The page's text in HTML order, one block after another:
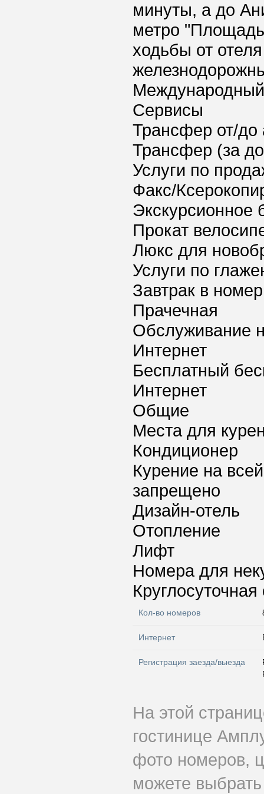
минуты, а до
метро
ходьбы от
Сервисы
Трансфер от/до
Трансфер (за
Услуги по
Факс/
Экскурсионное
Прокат
Люкс для
Услуги по
Завтрак в номер
Прачечная
Обслуживание
Интернет
Бесплатный
Интернет
Общие
Места для
Кондиционер
Курение на
запрещено
Дизайн-отель
Отопление
Лифт
Номера для
Кол-во номеров
Интернет
Регистрация заезда/выезда
На этой
гостинице
фото номеров,
можете